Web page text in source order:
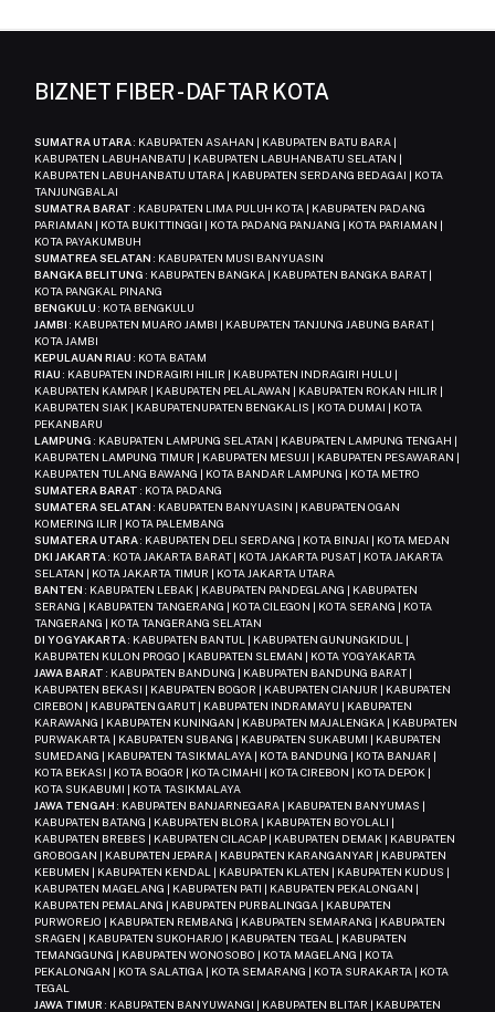
BIZNET FIBER - DAFTAR KOTA
SUMATRA UTARA: KABUPATEN ASAHAN | KABUPATEN BATU BARA |
KABUPATEN LABUHANBATU | KABUPATEN LABUHANBATU SELATAN |
KABUPATEN LABUHANBATU UTARA | KABUPATEN SERDANG BEDAGAI | KOTA
TANJUNGBALAI
SUMATRA BARAT : KABUPATEN LIMA PULUH KOTA | KABUPATEN PADANG
PARIAMAN | KOTA BUKITTINGGI | KOTA PADANG PANJANG | KOTA PARIAMAN |
KOTA PAYAKUMBUH
SUMATREA SELATAN : KABUPATEN MUSI BANYUASIN
BANGKA BELITUNG : KABUPATEN BANGKA | KABUPATEN BANGKA BARAT |
KOTA PANGKAL PINANG
BENGKULU : KOTA BENGKULU
JAMBI : KABUPATEN MUARO JAMBI | KABUPATEN TANJUNG JABUNG BARAT |
KOTA JAMBI
KEPULAUAN RIAU : KOTA BATAM
RIAU : KABUPATEN INDRAGIRI HILIR | KABUPATEN INDRAGIRI HULU |
KABUPATEN KAMPAR | KABUPATEN PELALAWAN | KABUPATEN ROKAN HILIR |
KABUPATEN SIAK | KABUPATENUPATEN BENGKALIS | KOTA DUMAI | KOTA
PEKANBARU
LAMPUNG : KABUPATEN LAMPUNG SELATAN | KABUPATEN LAMPUNG TENGAH |
KABUPATEN LAMPUNG TIMUR | KABUPATEN MESUJI | KABUPATEN PESAWARAN |
KABUPATEN TULANG BAWANG | KOTA BANDAR LAMPUNG | KOTA METRO
SUMATERA BARAT : KOTA PADANG
SUMATERA SELATAN : KABUPATEN BANYUASIN | KABUPATEN OGAN
KOMERING ILIR | KOTA PALEMBANG
SUMATERA UTARA: KABUPATEN DELI SERDANG | KOTA BINJAI | KOTA MEDAN
DKI JAKARTA: KOTA JAKARTA BARAT | KOTA JAKARTA PUSAT | KOTA JAKARTA
SELATAN | KOTA JAKARTA TIMUR | KOTA JAKARTA UTARA
BANTEN : KABUPATEN LEBAK | KABUPATEN PANDEGLANG | KABUPATEN
SERANG | KABUPATEN TANGERANG | KOTA CILEGON | KOTA SERANG | KOTA
TANGERANG | KOTA TANGERANG SELATAN
DI YOGYAKARTA: KABUPATEN BANTUL | KABUPATEN GUNUNGKIDUL |
KABUPATEN KULON PROGO | KABUPATEN SLEMAN | KOTA YOGYAKARTA
JAWA BARAT : KABUPATEN BANDUNG | KABUPATEN BANDUNG BARAT |
KABUPATEN BEKASI | KABUPATEN BOGOR | KABUPATEN CIANJUR | KABUPATEN
CIREBON | KABUPATEN GARUT | KABUPATEN INDRAMAYU | KABUPATEN
KARAWANG | KABUPATEN KUNINGAN | KABUPATEN MAJALENGKA | KABUPATEN
PURWAKARTA | KABUPATEN SUBANG | KABUPATEN SUKABUMI | KABUPATEN
SUMEDANG | KABUPATEN TASIKMALAYA | KOTA BANDUNG | KOTA BANJAR |
KOTA BEKASI | KOTA BOGOR | KOTA CIMAHI | KOTA CIREBON | KOTA DEPOK |
KOTA SUKABUMI | KOTA TASIKMALAYA
JAWA TENGAH : KABUPATEN BANJARNEGARA | KABUPATEN BANYUMAS |
KABUPATEN BATANG | KABUPATEN BLORA | KABUPATEN BOYOLALI |
KABUPATEN BREBES | KABUPATEN CILACAP | KABUPATEN DEMAK | KABUPATEN
GROBOGAN | KABUPATEN JEPARA | KABUPATEN KARANGANYAR | KABUPATEN
KEBUMEN | KABUPATEN KENDAL | KABUPATEN KLATEN | KABUPATEN KUDUS |
KABUPATEN MAGELANG | KABUPATEN PATI | KABUPATEN PEKALONGAN |
KABUPATEN PEMALANG | KABUPATEN PURBALINGGA | KABUPATEN
PURWOREJO | KABUPATEN REMBANG | KABUPATEN SEMARANG | KABUPATEN
SRAGEN | KABUPATEN SUKOHARJO | KABUPATEN TEGAL | KABUPATEN
TEMANGGUNG | KABUPATEN WONOSOBO | KOTA MAGELANG | KOTA
PEKALONGAN | KOTA SALATIGA | KOTA SEMARANG | KOTA SURAKARTA | KOTA
TEGAL
JAWA TIMUR : KABUPATEN BANYUWANGI | KABUPATEN BLITAR | KABUPATEN